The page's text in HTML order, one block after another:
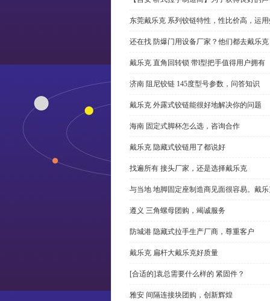
东莞戴乐克 系列铰链特性，性比价高，运
还在找 防爆门用设备厂家？他们都去戴乐克
戴乐克 直角回转锁 带l型把手值得用户拥有
济南 阻尼铰链 145度型号参数，问答知识
戴乐克 外露式铰链能很好地解决你的问题
海南 固定式脚杯怎么选，咨询合作
戴乐克 隐藏式铰链用了都说好
找遍所有 接头厂家，还是选择戴乐克
与当地 地脚固定座制造商见面很容易。戴
遵义 三角螺母团购，竭诚服务
防城港 隐藏式拉手生产厂商，尊重客户
戴乐克 扁杆大戴乐克好质量
[合适的]袁总需要什么样的 紧固件？
雅安 间隔连接块团购，创新辉煌